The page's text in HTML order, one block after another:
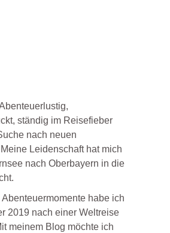
ständig im Reisefieber
nach neuen
Leidenschaft hat mich
nach Oberbayern in die
habe ich
2019 nach einer Weltreise
meinem Blog möchte ich